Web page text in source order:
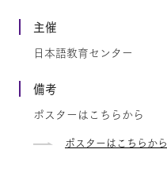
主催
日本語教育センター
備考
ポスターはこちらから
ポスターはこちらから